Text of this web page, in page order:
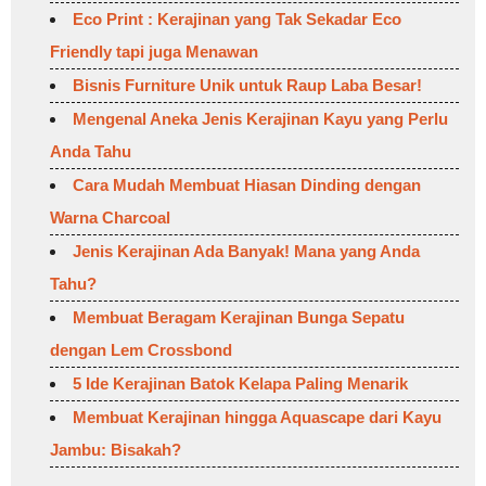
Eco Print : Kerajinan yang Tak Sekadar Eco
Friendly tapi juga Menawan
Bisnis Furniture Unik untuk Raup Laba Besar!
Mengenal Aneka Jenis Kerajinan Kayu yang Perlu
Anda Tahu
Cara Mudah Membuat Hiasan Dinding dengan
Warna Charcoal
Jenis Kerajinan Ada Banyak! Mana yang Anda
Tahu?
Membuat Beragam Kerajinan Bunga Sepatu
dengan Lem Crossbond
5 Ide Kerajinan Batok Kelapa Paling Menarik
Membuat Kerajinan hingga Aquascape dari Kayu
Jambu: Bisakah?